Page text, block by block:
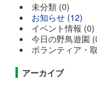
未分類 (0)
お知らせ (12)
イベント情報 (0)
今日の野鳥遊園
ボランティア・
アーカイブ